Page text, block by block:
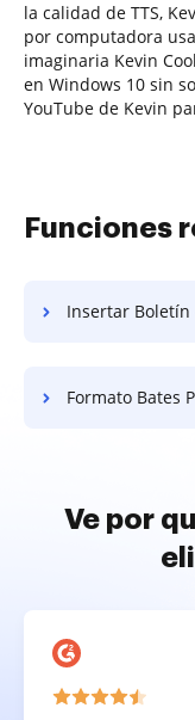
la calidad de TTS,
por computadora
imaginaria Kevin
en Windows 10 sin
YouTube de Kevin
Funciones
Insertar Boletín de
Formato Bates
Ve por